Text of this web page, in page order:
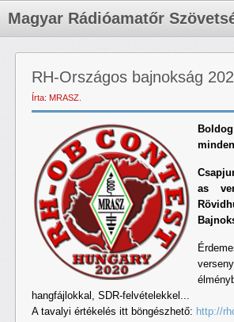
Magyar Rádióamatőr
RH-Országos bajnokság
Írta: MRASZ.
as
hangfájlokkal, SDR-felvételekkel...
A tavalyi értékelés itt böngészhető: http://